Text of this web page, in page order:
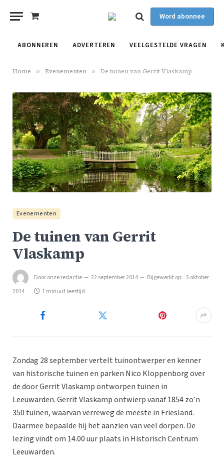
Shopping
Word abonnee
ABONNEREN ADVERTEREN VEELGESTELDE VRAGEN
Home » Evenementen » De tuinen van Gerrit Vlaskamp
Evenementen
De tuinen van Gerrit
Vlaskamp
Dooronze redactie 22 september 2014 Bijgewerkt op: 3 oktober
2014
1 minuut leestijd
Zondag 28 september vertelt tuinontwerper en kenner
van historische tuinen en parken Nico Kloppenborg over
de door Gerrit Vlaskamp ontworpen tuinen in
Leeuwarden. Gerrit Vlaskamp ontwierp vanaf 1854 zo’n
350 tuinen, waarvan verreweg de meeste in Friesland.
Daarmee bepaalde hij het aanzien van veel dorpen. De
lezing vindt om 14.00 uur plaats in Historisch Centrum
Leeuwarden.